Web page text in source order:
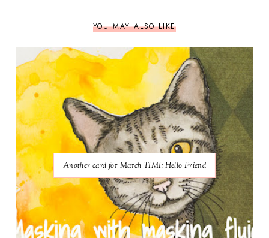
YOU MAY ALSO LIKE
Another card for March TIMI: Hello Friend